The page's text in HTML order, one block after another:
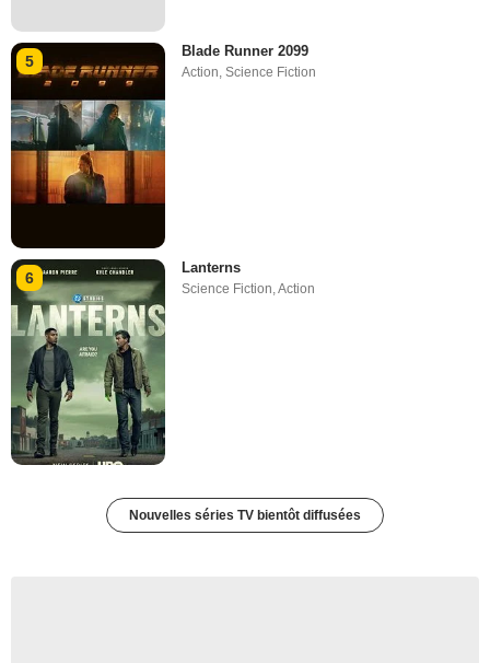
5
Blade Runner 2099
Action,Science Fiction
6
Lanterns
Science Fiction,Action
Nouvelles séries TV bientôt diffusées